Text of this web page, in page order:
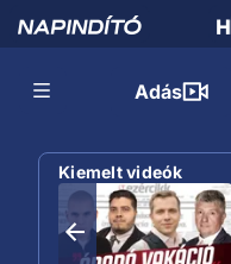
Adás
Kiemelt videók